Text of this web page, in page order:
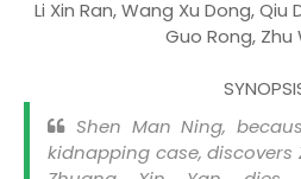
Li Xin Ran, Wang Xu Dong, Qiu
Guo Rong, Zhu
Shen Man Ning,
kidnapping case, discovers